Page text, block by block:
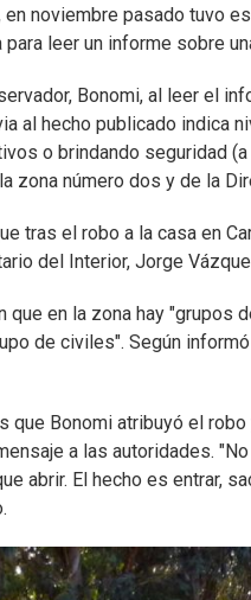
en noviembre pasado tuvo
leer un informe sobre
Bonomi, al leer el
al hecho publicado indica
o brindando seguridad
zona número dos y de la
tras el robo a la casa en
del Interior, Jorge
que en la zona hay "grupos
de civiles". Según
Bonomi atribuyó el
a las autoridades.
abrir. El hecho es entrar,